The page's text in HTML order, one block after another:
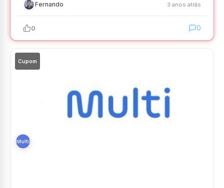
Fernando 3 anos atrás
0 0
Cupom